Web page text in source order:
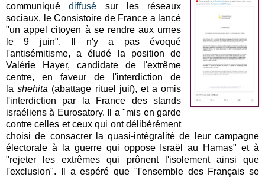
communiquédiffusé sur les réseaux
sociaux, le Consistoire de France a lancé
"un appel citoyen à se rendre aux urnes
le 9 juin". Il n'y a pas évoqué
l'antisémitisme, a éludé la position de
Valérie Hayer, candidate de l'extrême
centre, en faveur de l'interdiction de
lashehita (abattage rituel juif), et a omis
l'interdiction par la France des stands
israéliens à Eurosatory. Il a "mis en garde
contre celles et ceux qui ont délibérément
choisi de consacrer la quasi-intégralité de leur campagne
électorale à la guerre qui oppose Israël au Hamas" et à
"rejeter les extrêmes qui prônent l'isolement ainsi que
l'exclusion". Il a espéré que "l'ensemble des Français se